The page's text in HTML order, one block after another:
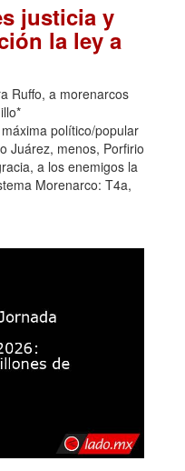
justicia y
la ley a
Ruffo, a morenarcos
político/popular
Juárez, menos, Porfirio
a los enemigos la
Morenarco: T4a,